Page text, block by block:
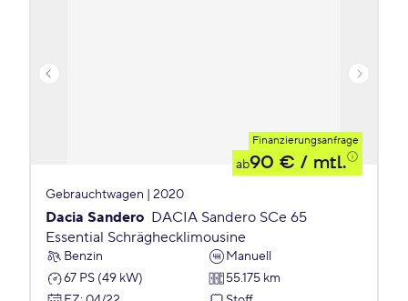
Finanzierungsanfrage
ab90 € / mtl.
Gebrauchtwagen | 2020
Dacia Sandero DACIA Sandero SCe 65
Essential Schräghecklimousine
Benzin
Manuell
67 PS (49 kW)
55.175 km